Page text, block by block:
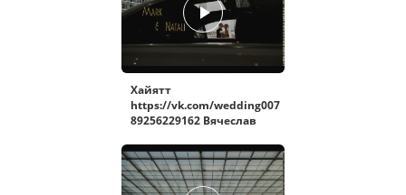
Хайятт
https://vk.com/wedding007
89256229162 Вячеслав